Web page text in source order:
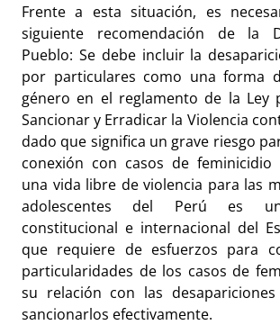
Frente a esta situación, es
siguiente recomendación de la
Pueblo: Se debe incluir la
por particulares como una forma
género en el reglamento de la Ley
Sancionar y Erradicar la Violencia
dado que significa un grave riesgo
conexión con casos de feminicidio
una vida libre de violencia para las
adolescentes del Perú es
constitucional e internacional del
que requiere de esfuerzos para
particularidades de los casos de
su relación con las
sancionarlos efectivamente.